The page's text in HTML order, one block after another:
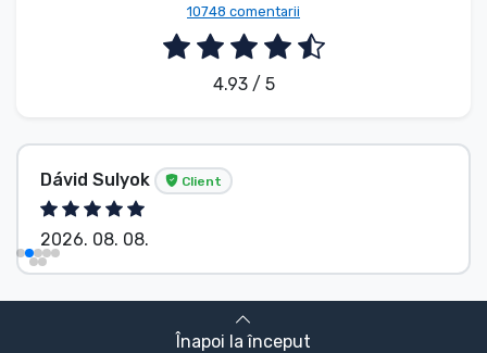
10748 comentarii
4.93 / 5
Dávid Sulyok Client
2026. 08. 08.
Înapoi la început